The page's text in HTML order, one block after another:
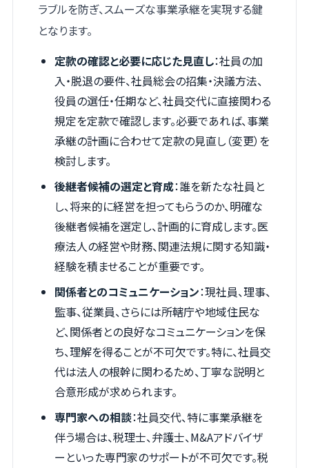
ラブルを防ぎ、スムーズな事業承継を実現する鍵
となります。
定款の確認と必要に応じた見直し：社員の加
入・脱退の要件、社員総会の招集・決議方法、
役員の選任・任期など、社員交代に直接関わる
規定を定款で確認します。必要であれば、事業
承継の計画に合わせて定款の見直し（変更）を
検討します。
後継者候補の選定と育成：誰を新たな社員と
し、将来的に経営を担ってもらうのか、明確な
後継者候補を選定し、計画的に育成します。医
療法人の経営や財務、関連法規に関する知識・
経験を積ませることが重要です。
関係者とのコミュニケーション：現社員、理事、
監事、従業員、さらには所轄庁や地域住民な
ど、関係者との良好なコミュニケーションを保
ち、理解を得ることが不可欠です。特に、社員交
代は法人の根幹に関わるため、丁寧な説明と
合意形成が求められます。
専門家への相談：社員交代、特に事業承継を
伴う場合は、税理士、弁護士、M&Aアドバイザ
ーといった専門家のサポートが不可欠です。税